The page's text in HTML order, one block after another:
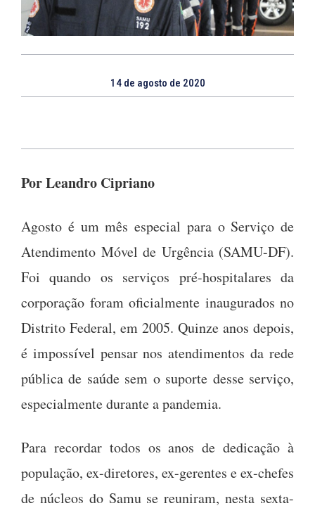
14 de agosto de 2020
Por Leandro Cipriano
Agosto é um mês especial para o Serviço de
Atendimento Móvel de Urgência (SAMU-DF).
Foi quando os serviços pré-hospitalares da
corporação foram oficialmente inaugurados no
Distrito Federal, em 2005. Quinze anos depois,
é impossível pensar nos atendimentos da rede
pública de saúde sem o suporte desse serviço,
especialmente durante a pandemia.
Para recordar todos os anos de dedicação à
população, ex-diretores, ex-gerentes e ex-chefes
de núcleos do Samu se reuniram, nesta sexta-